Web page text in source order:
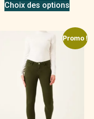
Choix des options
Promo !